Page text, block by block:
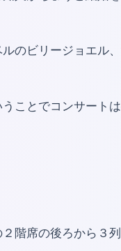
のビリージョエル
ことでコンサート
階席の後ろから３